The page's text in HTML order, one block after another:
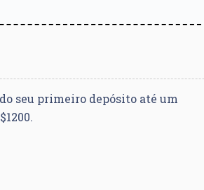
do seu primeiro depósito até um